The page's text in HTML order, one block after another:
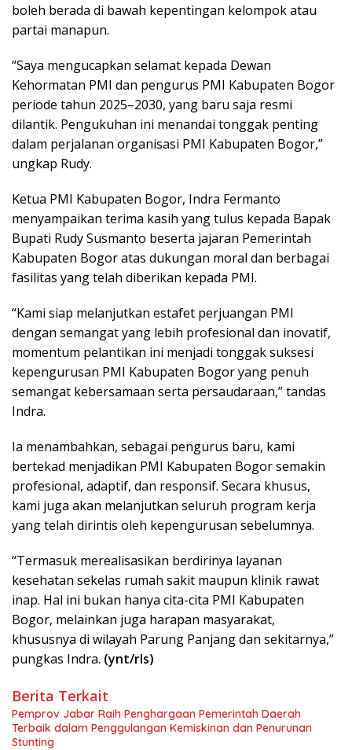
boleh berada di bawah kepentingan kelompok atau
partai manapun.
“Saya mengucapkan selamat kepada Dewan
Kehormatan PMI dan pengurus PMI Kabupaten Bogor
periode tahun 2025–2030, yang baru saja resmi
dilantik. Pengukuhan ini menandai tonggak penting
dalam perjalanan organisasi PMI Kabupaten Bogor,”
ungkap Rudy.
Ketua PMI Kabupaten Bogor, Indra Fermanto
menyampaikan terima kasih yang tulus kepada Bapak
Bupati Rudy Susmanto beserta jajaran Pemerintah
Kabupaten Bogor atas dukungan moral dan berbagai
fasilitas yang telah diberikan kepada PMI.
“Kami siap melanjutkan estafet perjuangan PMI
dengan semangat yang lebih profesional dan inovatif,
momentum pelantikan ini menjadi tonggak suksesi
kepengurusan PMI Kabupaten Bogor yang penuh
semangat kebersamaan serta persaudaraan,” tandas
Indra.
Ia menambahkan, sebagai pengurus baru, kami
bertekad menjadikan PMI Kabupaten Bogor semakin
profesional, adaptif, dan responsif. Secara khusus,
kami juga akan melanjutkan seluruh program kerja
yang telah dirintis oleh kepengurusan sebelumnya.
“Termasuk merealisasikan berdirinya layanan
kesehatan sekelas rumah sakit maupun klinik rawat
inap. Hal ini bukan hanya cita-cita PMI Kabupaten
Bogor, melainkan juga harapan masyarakat,
khususnya di wilayah Parung Panjang dan sekitarnya,”
pungkas Indra. (ynt/rls)
Berita Terkait
Pemprov Jabar Raih Penghargaan Pemerintah Daerah
Terbaik dalam Penggulangan Kemiskinan dan Penurunan
Stunting